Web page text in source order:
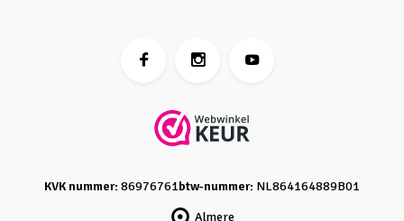
Almere
KVK nummer: 86976761btw-nummer: NL864164889B01